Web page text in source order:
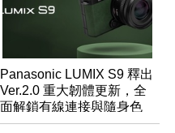
Panasonic LUMIX S9 釋出
Ver.2.0 重大韌體更新，全
面解鎖有線連接與隨身色
調編輯